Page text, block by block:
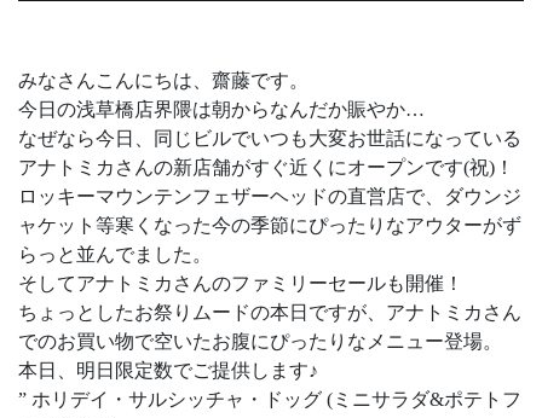
みなさんこんにちは、齋藤です。
今日の浅草橋店界隈は朝からなんだか賑やか…
なぜなら今日、同じビルでいつも大変お世話になっている
アナトミカさんの新店舗がすぐ近くにオープンです(祝)！
ロッキーマウンテンフェザーヘッドの直営店で、ダウンジ
ャケット等寒くなった今の季節にぴったりなアウターがず
らっと並んでました。
そしてアナトミカさんのファミリーセールも開催！
ちょっとしたお祭りムードの本日ですが、アナトミカさん
でのお買い物で空いたお腹にぴったりなメニュー登場。
本日、明日限定数でご提供します♪
” ホリデイ・サルシッチャ・ドッグ (ミニサラダ&ポテトフ